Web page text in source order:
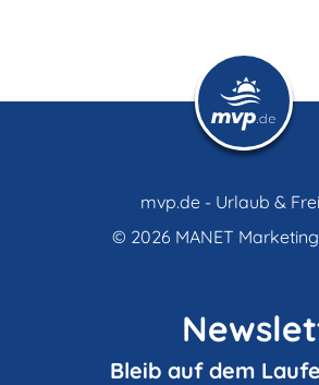
mvp.de - Urlaub &
© 2026 MANET
Bleib auf dem